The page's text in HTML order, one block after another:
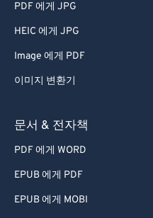
PDF 에게 JPG
HEIC 에게 JPG
Image 에게 PDF
이미지 변환기
문서 & 전자책
PDF 에게 WORD
EPUB 에게 PDF
EPUB 에게 MOBI